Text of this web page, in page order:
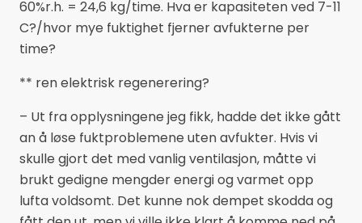
60%r.h. = 24,6 kg/time. Hva er kapasiteten ved 7-11
C?/hvor mye fuktighet fjerner avfukterne per
time?
** ren elektrisk regenerering?
– Ut fra opplysningene jeg fikk, hadde det ikke gått
an å løse fuktproblemene uten avfukter. Hvis vi
skulle gjort det med vanlig ventilasjon, måtte vi
brukt gedigne mengder energi og varmet opp
lufta voldsomt. Det kunne nok dempet skodda og